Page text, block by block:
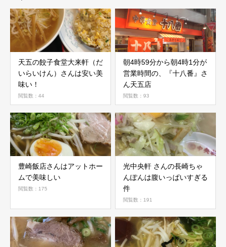
天五の餃子食堂大来軒（だ
いらいけん）さんは安い美
味い！
閲覧数：44
朝4時59分から朝4時1分が
営業時間の、『十八番』さ
ん天五店
閲覧数：93
豊崎飯店さんはアットホー
ムで美味しい
閲覧数：175
光中央軒 さんの長崎ちゃ
んぽんは腹いっぱいすぎる
件
閲覧数：191